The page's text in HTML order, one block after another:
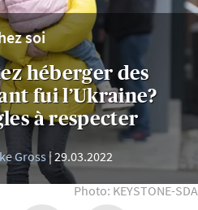
soi
héberger des
fui l’Ukraine?
à respecter
Gross 29.03.2022
Photo: KEYSTONE-SDA